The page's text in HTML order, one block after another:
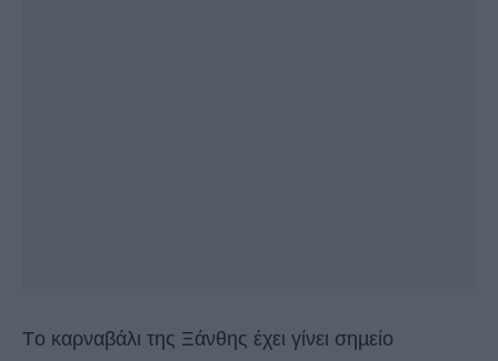
Tο καρναβάλι της Ξάνθης έχει γίνει σηµείο